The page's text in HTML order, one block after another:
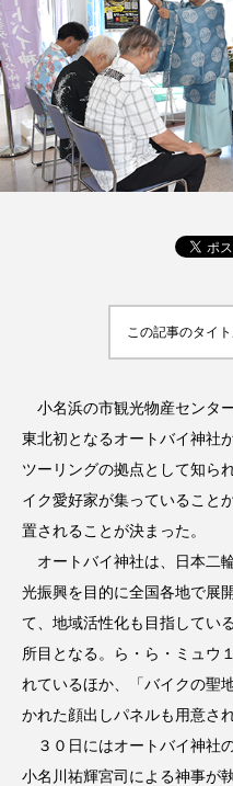
この記事のタイ
小名浜の市観光物産センタ
東北初となるオートバイ神社
ツーリングの拠点として知ら
イク愛好家が集っていること
置されることが決まった。
オートバイ神社は、日本二
光振興を目的に全国各地で展
て、地域活性化も目指してい
所目となる。ら・ら・ミュウ
れているほか、「バイクの
かれた顔出しパネルも用意さ
３０日にはオートバイ神社
小名川祐輝宮司による神事が